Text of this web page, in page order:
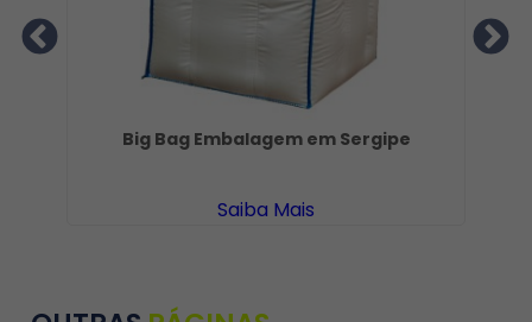
Big Bag Embalagem em Sergipe
Saiba Mais